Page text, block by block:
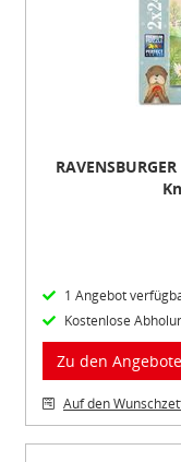
1 Angebot
Kostenlose
Zu den
Auf den